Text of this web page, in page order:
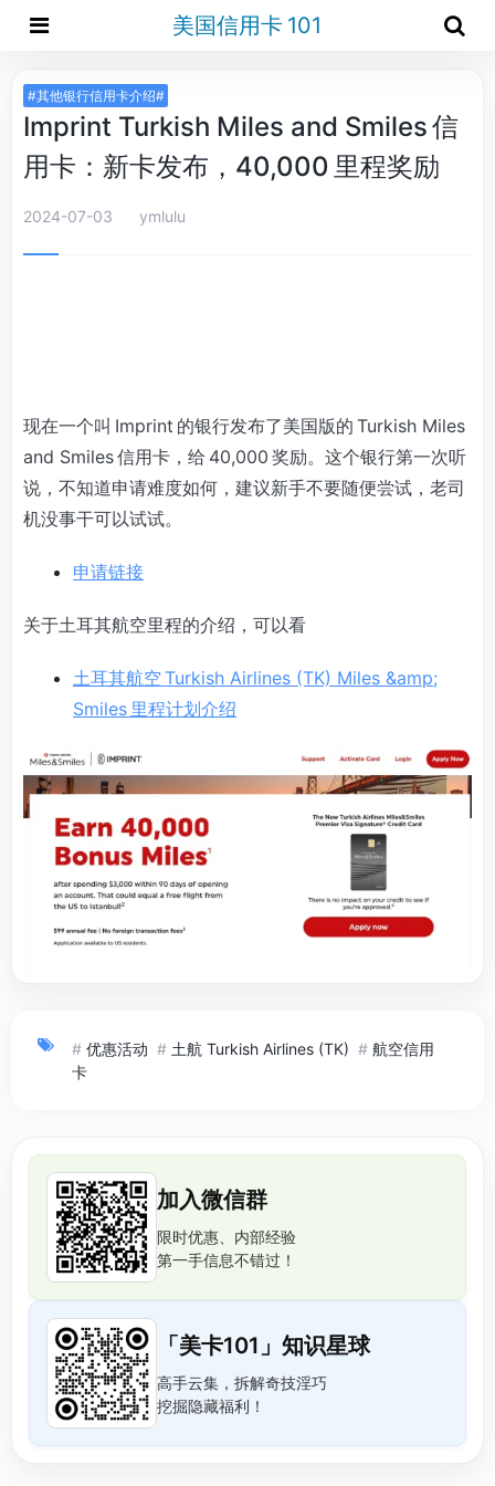
美国信用卡 101
#其他银行信用卡介绍#
Imprint Turkish Miles and Smiles 信
用卡：新卡发布，40,000 里程奖励
2024-07-03 ymlulu
现在一个叫 Imprint 的银行发布了美国版的 Turkish Miles
and Smiles 信用卡，给 40,000 奖励。这个银行第一次听
说，不知道申请难度如何，建议新手不要随便尝试，老司
机没事干可以试试。
申请链接
关于土耳其航空里程的介绍，可以看
土耳其航空 Turkish Airlines (TK) Miles &amp;
Smiles 里程计划介绍
# 优惠活动 # 土航 Turkish Airlines (TK) # 航空信用
卡
加入微信群
限时优惠、内部经验
第一手信息不错过！
「美卡101」知识星球
高手云集，拆解奇技淫巧
挖掘隐藏福利！